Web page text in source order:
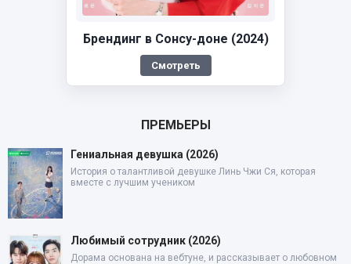
Брендинг в Сонсу-доне (2024)
Смотреть
ПРЕМЬЕРЫ
Гениальная девушка (2026)
История о талантливой девушке Линь Чжи Ся, которая
вместе с лучшим учеником
Любимый сотрудник (2026)
Дорама основана на вебтуне, и рассказывает о любовном